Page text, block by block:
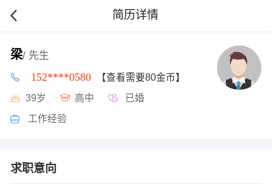
简历详情
梁/ 先生
152****0580 【查看需要80金币】
39岁 高中 已婚
工作经验
求职意向